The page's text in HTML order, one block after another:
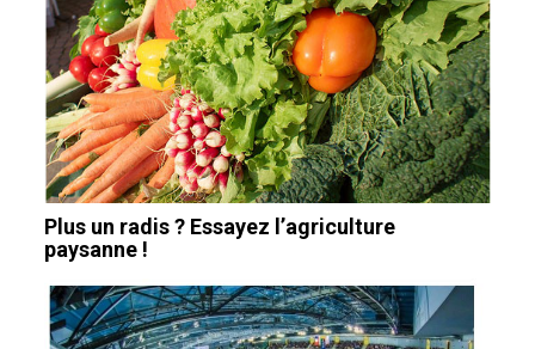
Plus un radis ? Essayez l’agriculture
paysanne !